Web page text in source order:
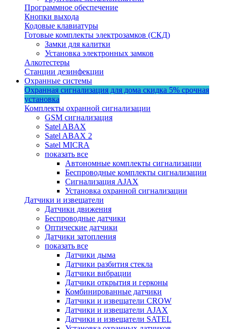
Программное обеспечение
Кнопки выхода
Кодовые клавиатуры
Готовые комплекты электрозамков (СКД)
Замки для калитки
Установка электронных замков
Алкотестеры
Станции дезинфекции
Охранные системы
Охранная сигнализация для дома скидка 5% срочная
установка
Комплекты охранной сигнализации
GSM сигнализация
Satel ABAX
Satel ABAX 2
Satel MICRA
показать все
Автономные комплекты сигнализации
Беспроводные комплекты сигнализации
Сигнализация AJAX
Установка охранной сигнализации
Датчики и извещатели
Датчики движения
Беспроводные датчики
Оптические датчики
Датчики затопления
показать все
Датчики дыма
Датчики разбития стекла
Датчики вибрации
Датчики открытия и герконы
Комбинированные датчики
Датчики и извещатели CROW
Датчики и извещатели AJAX
Датчики и извещатели SATEL